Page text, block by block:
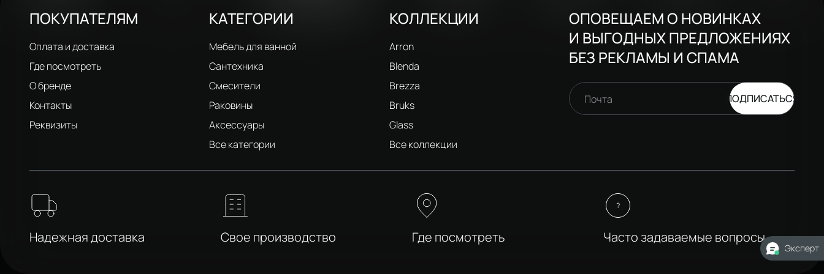
ПОКУПАТЕЛЯМ
Оплата и доставка
Где посмотреть
О бренде
Контакты
Реквизиты
КАТЕГОРИИ
Мебель для ванной
Сантехника
Смесители
Раковины
Аксессуары
Все категории
КОЛЛЕКЦИИ
Arron
Blenda
Brezza
Bruks
Glass
Все коллекции
ОПОВЕЩАЕМ О НОВИНКАХ
И ВЫГОДНЫХ ПРЕДЛОЖЕНИЯХ
БЕЗ РЕКЛАМЫ И СПАМА
Почта ПОДПИСАТЬСЯ
Надежная доставка Свое производство Где посмотреть Часто задаваемые вопросы